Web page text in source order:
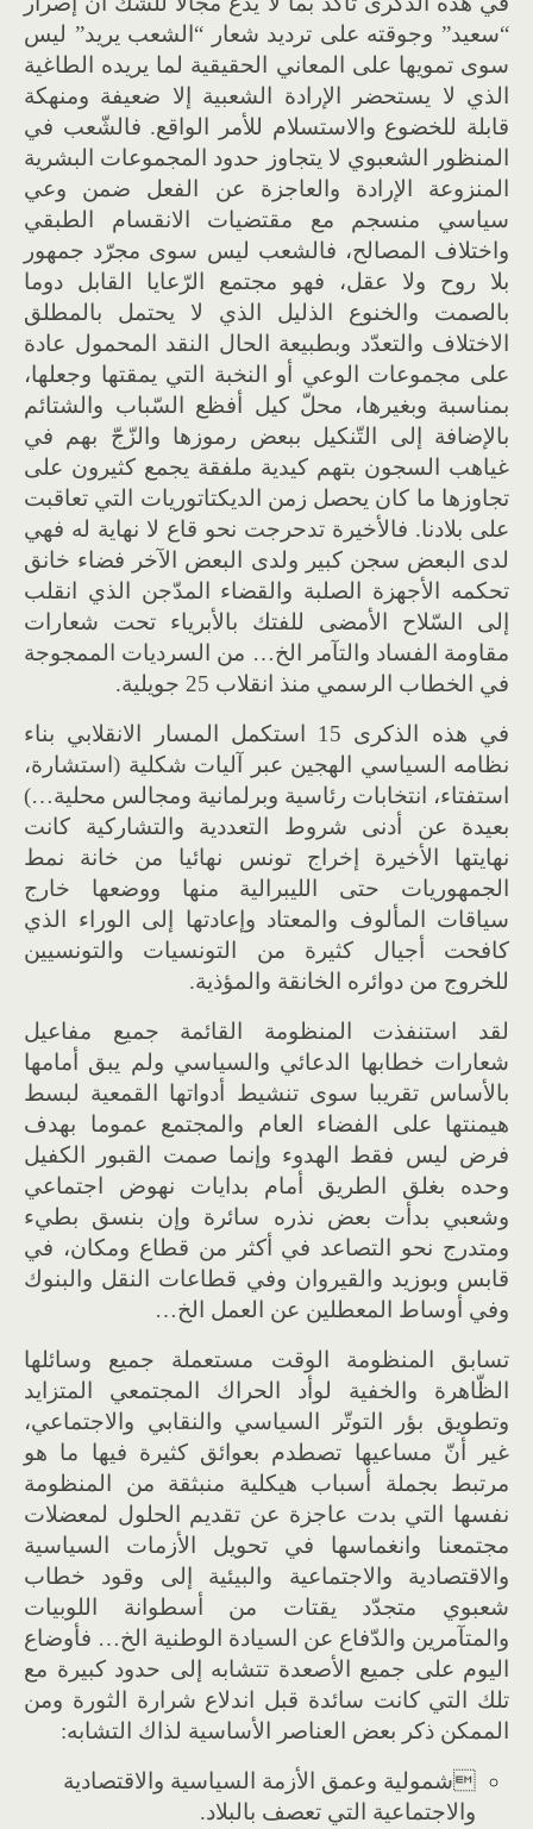
“سعيد” وجوقته على ترديد شعار “الشعب يريد” ليس
سوى تمويها على المعاني الحقيقية لما يريده الطاغية
الذي لا يستحضر الإرادة الشعبية إلا ضعيفة ومنهكة
قابلة للخضوع والاستسلام للأمر الواقع. فالشّعب في
المنظور الشعبوي لا يتجاوز حدود المجموعات البشرية
المنزوعة الإرادة والعاجزة عن الفعل ضمن وعي
سياسي منسجم مع مقتضيات الانقسام الطبقي
واختلاف المصالح، فالشعب ليس سوى مجرّد جمهور
بلا روح ولا عقل، فهو مجتمع الرّعايا القابل دوما
بالصمت والخنوع الذليل الذي لا يحتمل بالمطلق
الاختلاف والتعدّد وبطبيعة الحال النقد المحمول عادة
على مجموعات الوعي أو النخبة التي يمقتها وجعلها،
بمناسبة وبغيرها، محلّ كيل أفظع السّباب والشتائم
بالإضافة إلى التّنكيل ببعض رموزها والزّجّ بهم في
غياهب السجون بتهم كيدية ملفقة يجمع كثيرون على
تجاوزها ما كان يحصل زمن الديكتاتوريات التي تعاقبت
على بلادنا. فالأخيرة تدحرجت نحو قاع لا نهاية له فهي
لدى البعض سجن كبير ولدى البعض الآخر فضاء خانق
تحكمه الأجهزة الصلبة والقضاء المدّجن الذي انقلب
إلى السّلاح الأمضى للفتك بالأبرياء تحت شعارات
مقاومة الفساد والتآمر الخ… من السرديات الممجوجة
في الخطاب الرسمي منذ انقلاب 25 جويلية.
في هذه الذكرى 15 استكمل المسار الانقلابي بناء
نظامه السياسي الهجين عبر آليات شكلية (استشارة،
استفتاء، انتخابات رئاسية وبرلمانية ومجالس محلية…)
بعيدة عن أدنى شروط التعددية والتشاركية كانت
نهايتها الأخيرة إخراج تونس نهائيا من خانة نمط
الجمهوريات حتى الليبرالية منها ووضعها خارج
سياقات المألوف والمعتاد وإعادتها إلى الوراء الذي
كافحت أجيال كثيرة من التونسيات والتونسيين
للخروج من دوائره الخانقة والمؤذية.
لقد استنفذت المنظومة القائمة جميع مفاعيل
شعارات خطابها الدعائي والسياسي ولم يبق أمامها
بالأساس تقريبا سوى تنشيط أدواتها القمعية لبسط
هيمنتها على الفضاء العام والمجتمع عموما بهدف
فرض ليس فقط الهدوء وإنما صمت القبور الكفيل
وحده بغلق الطريق أمام بدايات نهوض اجتماعي
وشعبي بدأت بعض نذره سائرة وإن بنسق بطيء
ومتدرج نحو التصاعد في أكثر من قطاع ومكان، في
قابس وبوزيد والقيروان وفي قطاعات النقل والبنوك
وفي أوساط المعطلين عن العمل الخ…
تسابق المنظومة الوقت مستعملة جميع وسائلها
الظّاهرة والخفية لوأد الحراك المجتمعي المتزايد
وتطويق بؤر التوتّر السياسي والنقابي والاجتماعي،
غير أنّ مساعيها تصطدم بعوائق كثيرة فيها ما هو
مرتبط بجملة أسباب هيكلية منبثقة من المنظومة
نفسها التي بدت عاجزة عن تقديم الحلول لمعضلات
مجتمعنا وانغماسها في تحويل الأزمات السياسية
والاقتصادية والاجتماعية والبيئية إلى وقود خطاب
شعبوي متجدّد يقتات من أسطوانة اللوبيات
والمتآمرين والدّفاع عن السيادة الوطنية الخ… فأوضاع
اليوم على جميع الأصعدة تتشابه إلى حدود كبيرة مع
تلك التي كانت سائدة قبل اندلاع شرارة الثورة ومن
الممكن ذكر بعض العناصر الأساسية لذاك التشابه:
شمولية وعمق الأزمة السياسية والاقتصادية
والاجتماعية التي تعصف بالبلاد.